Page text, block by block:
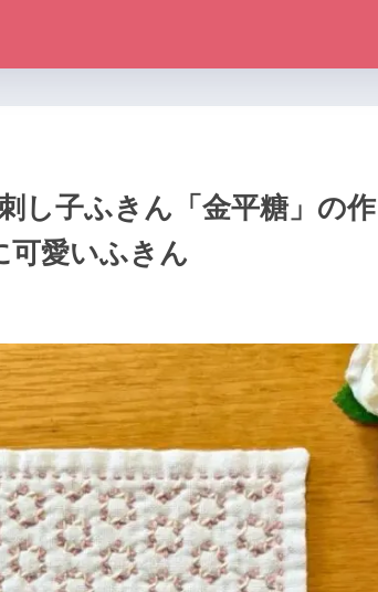
し子ふきん「金平糖」の作
可愛いふきん